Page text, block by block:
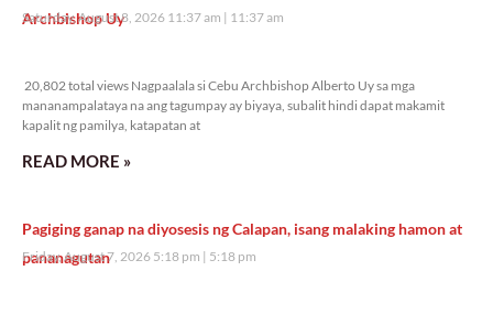
Archbishop Uy
Saturday, August 8, 2026 11:37 am 11:37 am
20,802 total views Nagpaalala si Cebu Archbishop Alberto Uy sa mga
mananampalataya na ang tagumpay ay biyaya, subalit hindi dapat makamit
kapalit ng pamilya, katapatan at
READ MORE »
Pagiging ganap na diyosesis ng Calapan, isang malaking hamon at
pananagutan
Friday, August 7, 2026 5:18 pm 5:18 pm